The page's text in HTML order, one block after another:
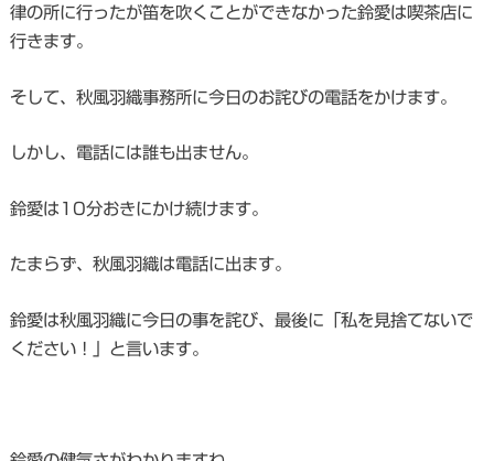
律の所に行ったが笛を吹くことができなかった鈴愛は喫茶店に
行きます。
そして、秋風羽織事務所に今日のお詫びの電話をかけます。
しかし、電話には誰も出ません。
鈴愛は10分おきにかけ続けます。
たまらず、秋風羽織は電話に出ます。
鈴愛は秋風羽織に今日の事を詫び、最後に「私を見捨てないで
ください！」と言います。